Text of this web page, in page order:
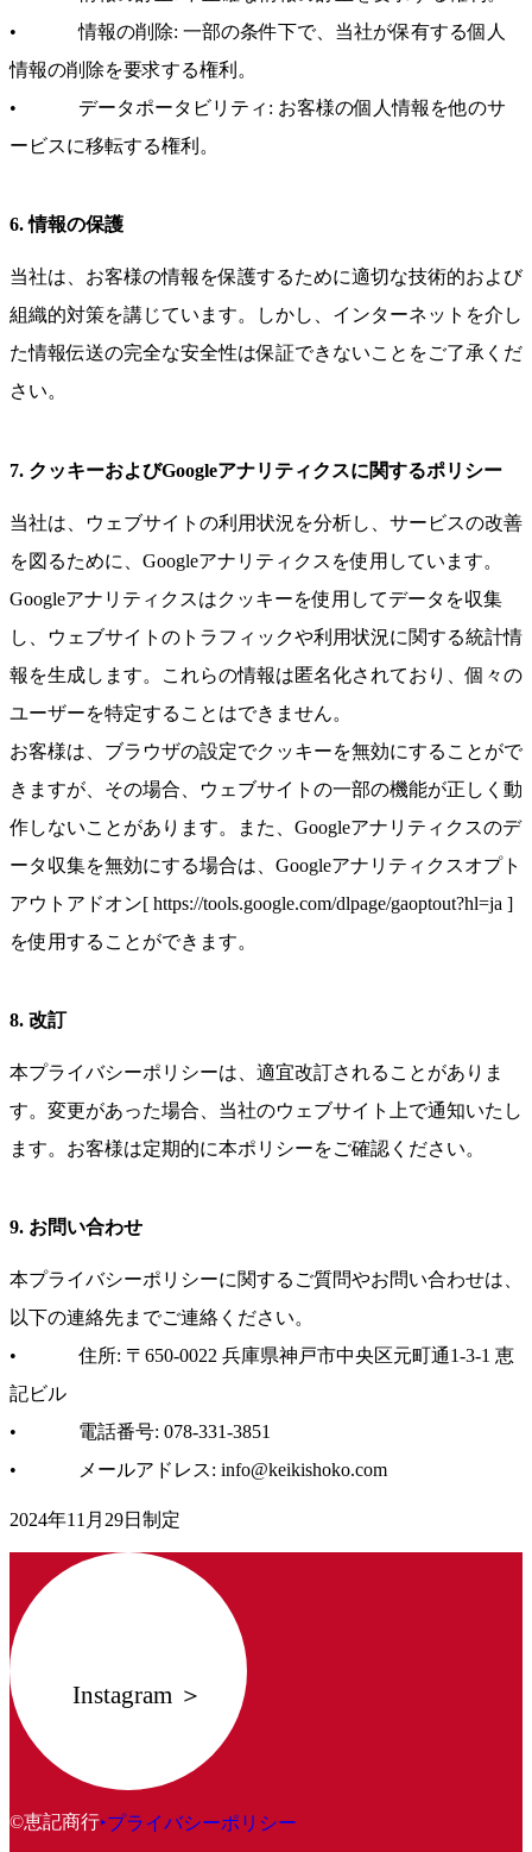
• 情報の削除: 一部の条件下で、当社が保有する個人
情報の削除を要求する権利。
• データポータビリティ: お客様の個人情報を他のサ
ービスに移転する権利。
6. 情報の保護
当社は、お客様の情報を保護するために適切な技術的および
組織的対策を講じています。しかし、インターネットを介し
た情報伝送の完全な安全性は保証できないことをご了承くだ
さい。
7. クッキーおよびGoogleアナリティクスに関するポリシー
当社は、ウェブサイトの利用状況を分析し、サービスの改善
を図るために、Googleアナリティクスを使用しています。
Googleアナリティクスはクッキーを使用してデータを収集
し、ウェブサイトのトラフィックや利用状況に関する統計情
報を生成します。これらの情報は匿名化されており、個々の
ユーザーを特定することはできません。
お客様は、ブラウザの設定でクッキーを無効にすることがで
きますが、その場合、ウェブサイトの一部の機能が正しく動
作しないことがあります。また、Googleアナリティクスのデ
ータ収集を無効にする場合は、Googleアナリティクスオプト
アウトアドオン[ https://tools.google.com/dlpage/gaoptout?hl=ja ]
を使用することができます。
8. 改訂
本プライバシーポリシーは、適宜改訂されることがありま
す。変更があった場合、当社のウェブサイト上で通知いたし
ます。お客様は定期的に本ポリシーをご確認ください。
9. お問い合わせ
本プライバシーポリシーに関するご質問やお問い合わせは、
以下の連絡先までご連絡ください。
• 住所: 〒650-0022 兵庫県神戸市中央区元町通1-3-1 恵
記ビル
• 電話番号: 078-331-3851
• メールアドレス: info@keikishoko.com
2024年11月29日制定
Instagram ＞
©恵記商行‣プライバシーポリシー